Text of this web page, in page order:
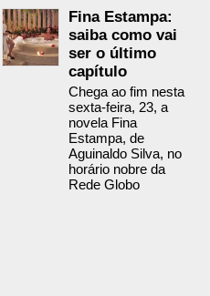
Fina Estampa:
saiba como vai
ser o último
capítulo
Chega ao fim nesta
sexta-feira, 23, a
novela Fina
Estampa, de
Aguinaldo Silva, no
horário nobre da
Rede Globo